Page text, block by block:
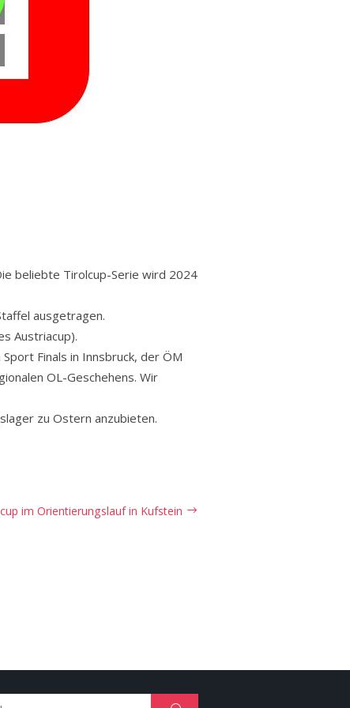
beliebte Tirolcup-Serie wird 2024
ausgetragen.
Austriacup).
Finals in Innsbruck, der ÖM
OL-Geschehens. Wir
zu Ostern anzubieten.
im Orientierungslauf in Kufstein